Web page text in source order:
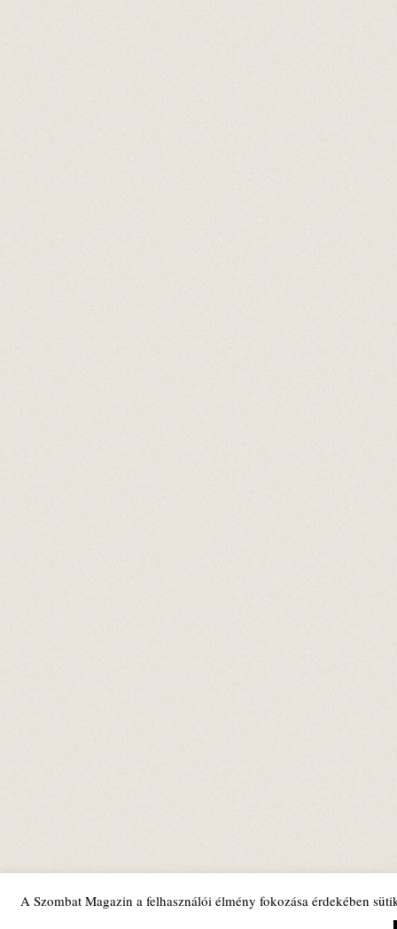
A Szombat Magazin a felhasználói élmény fokozása érdekében